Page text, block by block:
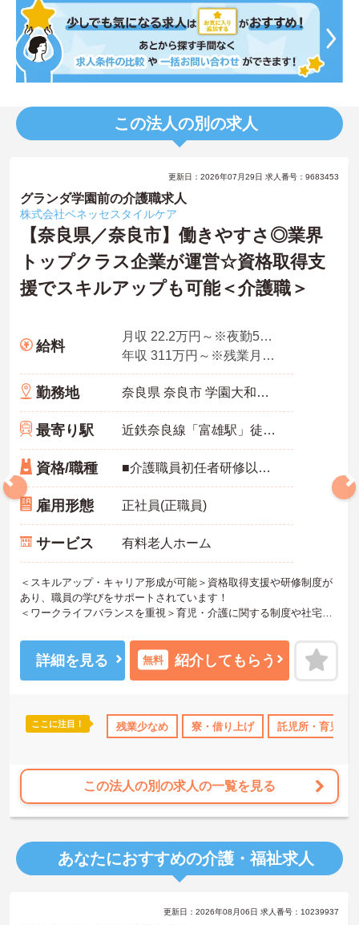
この法人の別の求人
寮・借り上げ 託児所・育児補助 無資格OK 年間休日110
更新日：2026年07月29日 求人番号：9683453
グランダ学園前の介護職求人
株式会社ベネッセスタイルケア
【奈良県／奈良市】働きやすさ◎業界
トップクラス企業が運営☆資格取得支
援でスキルアップも可能＜介護職＞
給料
月収 22.2万円～※夜勤5回想定
年収 311万円～※残業月10時間、夜勤平均5回、各種手当・賞与を含んだ例です
勤務地 奈良県 奈良市 学園大和町5-748-1
最寄り駅 近鉄奈良線「富雄駅」徒歩12分
資格/職種 ■介護職員初任者研修以上 ※無資格の方も応募可（資格支援制度あり）
雇用形態 正社員(正職員)
サービス 有料老人ホーム
＜スキルアップ・キャリア形成が可能＞資格取得支援や研修制度が
あり、職員の学びをサポートされています！
＜ワークライフバランスを重視＞育児・介護に関する制度や社宅制
＜寄り添ったケアの実施＞利用者さまに深く寄り添ったサービスの
提供を目指し、職員の専門性を高めるような人材育成にも注力され
詳細を見る 無料 紹介してもらう
ここに注目！ 残業少なめ 寮・借り上げ 託児所・育児補
この法人の別の求人の一覧を見る
あなたにおすすめの介護・福祉求人
更新日：2026年08月06日 求人番号：10239937